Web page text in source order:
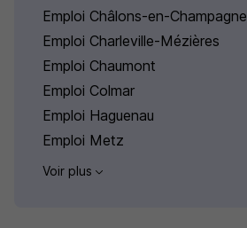
Emploi Châlons-en-Champagne
Emploi Charleville-Mézières
Emploi Chaumont
Emploi Colmar
Emploi Haguenau
Emploi Metz
Voir plus